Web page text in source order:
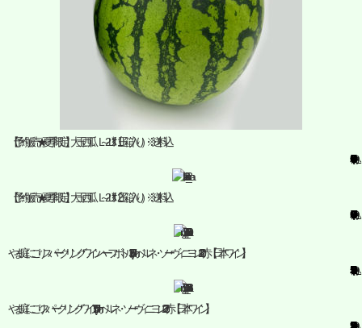
【予約販売★夏季限定】大玉西瓜 L～2Ｌｻｲｽﾞ（1玉箱入り）※送料込
¥4,000
【予約販売★夏季限定】大玉西瓜 L～2Ｌｻｲｽﾞ（2玉箱入り）※送料込
¥7,000(税込)
やま庭にごりスパークリングワイン ハーフボトル(375ml)カベルネ・ソーヴィニヨン2020赤【日本ワイン】
¥2,530
やま庭にごり スパークリングワイン (750ml)カベルネ・ソーヴィニヨン2023赤【日本ワイン】